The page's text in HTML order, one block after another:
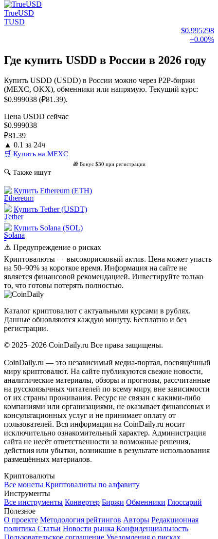
TrueUSD
TUSD
$0.995298
+0.00%
Где купить USDD в России в 2026 году
Купить USDD (USDD) в России можно через P2P-биржи
(MEXC, OKX), обменники или напрямую. Текущий курс:
$0.999038 (₽81.39).
Цена USDD сейчас
$0.999038
₽81.39
▲ 0.1 за 24ч
🛒 Купить на MEXC
🎁 Бонус $30 при регистрации
🔍 Также ищут
Купить Ethereum (ETH)
›
Купить Tether (USDT)
›
Купить Solana (SOL)
›
⚠️ Предупреждение о рисках
Криптовалюты — высокорисковый актив. Цена может упасть
на 50–90% за короткое время. Информация на сайте не
является финансовой рекомендацией. Инвестируйте только
то, что готовы потерять полностью.
Каталог криптовалют с актуальными курсами в рублях.
Данные обновляются каждую минуту. Бесплатно и без
регистрации.
© 2025–2026 CoinDaily.ru Все права защищены.
CoinDaily.ru — это независимый медиа-портал, посвящённый
миру криптовалют. На сайте публикуются свежие новости,
аналитические материалы, обзоры и прогнозы, рассчитанные
на русскоязычных читателей по всему миру, вне зависимости
от их страны проживания. Ресурс не связан с какими-либо
компаниями или организациями, не оказывает финансовых и
консультационных услуг и не принимает оплату от
пользователей. Вся информация на CoinDaily.ru носит
исключительно ознакомительный характер. Администрация
сайта не несёт ответственности за возможные решения,
действия или убытки, возникшие в результате использования
размещённых материалов.
Криптовалюты
Все монеты Криптовалюты по алфавиту
Инструменты
Все инструменты Конвертер Биржи Обменники Глоссарий
Полезное
О проекте Методология рейтингов Авторы Редакционная
политика Статьи Новости рынка Конфиденциальность